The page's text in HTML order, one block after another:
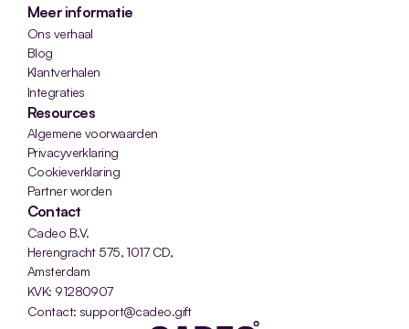
Meer informatie
Ons verhaal
Blog
Klantverhalen
Integraties
Resources
Algemene voorwaarden
Privacyverklaring
Cookieverklaring
Partner worden
Contact
Cadeo B.V.
Herengracht 575, 1017 CD,
Amsterdam
KVK: 91280907
Contact: support@cadeo.gift